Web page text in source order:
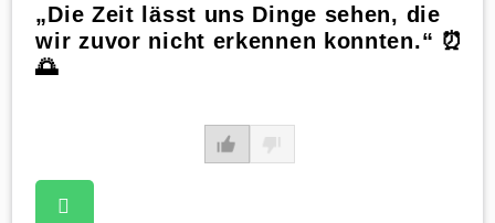
„Die Zeit lässt uns Dinge sehen, die
wir zuvor nicht erkennen konnten.“ ⏰
🌅